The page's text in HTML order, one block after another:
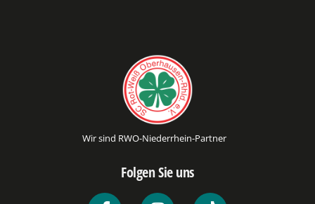
Wir sind RWO-Niederrhein-Partner
Folgen Sie uns